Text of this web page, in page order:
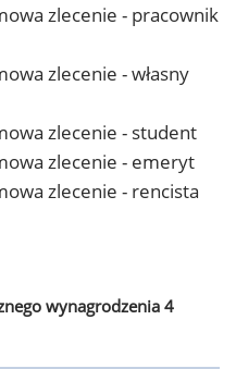
zlecenie - pracownik
zlecenie - własny
zlecenie - student
zlecenie - emeryt
zlecenie - rencista
wynagrodzenia 4